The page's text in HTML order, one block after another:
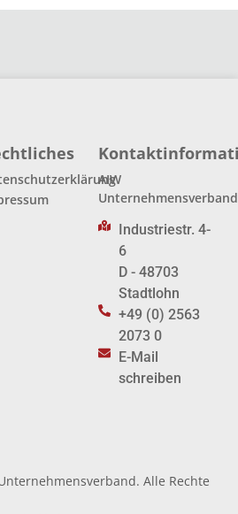
AIW
Unternehmensverband
Industriestr. 4-
6
D - 48703
Stadtlohn
+49 (0) 2563
2073 0
E-Mail
schreiben
Alle Rechte